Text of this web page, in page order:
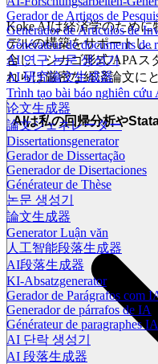
Gerador de Artigos de
Generador de Artículos de
Générateur de documents de
AI 연구 논문 생성기
AI 研究論文生成器
Trình tạo bài báo nghiên cứu
论文生成器
論文ジェネレーター
Dissertationsgenerator
Gerador de Dissertação
Generador de Disertaciones
Générateur de Thèse
논문 생성기
論文生成器
Generator Luận văn
人工智能段落生成器
AI段落生成器
KI-Absatzgenerator
Gerador de Parágrafos com
Generador de párrafos de IA
Générateur de paragraphes IA
AI 단락 생성기
AI 段落生成器
Koke AIは経済学のため
デルの構築をサポートし
合し、シカゴ形式/APAス
れらは厳密な経済論文に
AIは私の回帰分析や